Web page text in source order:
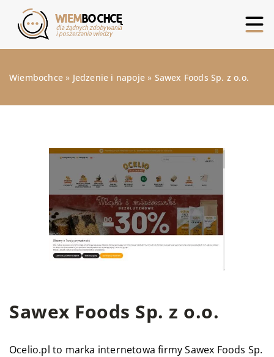
Wiembochce » Jedzenie i napoje » Sawex Foods Sp. z o.o.
Sawex Foods Sp. z o.o.
Ocelio.pl to marka internetowa firmy Sawex Foods Sp.